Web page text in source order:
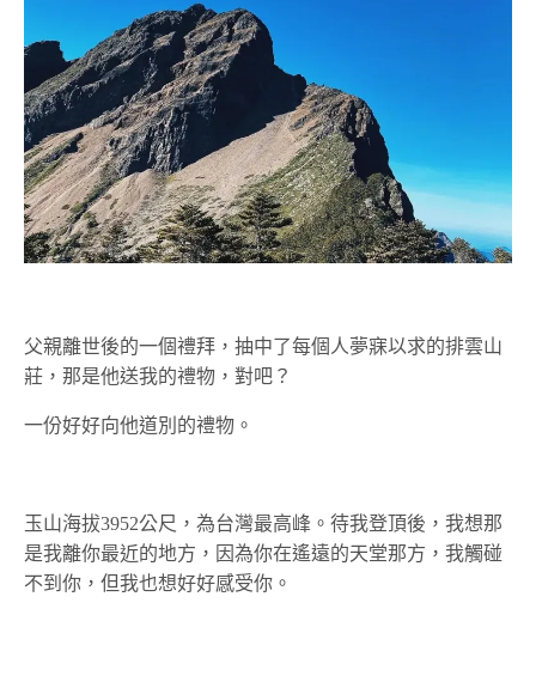
父親離世後的一個禮拜，抽中了每個人夢寐以求的排雲山
莊，那是他送我的禮物，對吧？
一份好好向他道別的禮物。
玉山海拔3952公尺，為台灣最高峰。待我登頂後，我想那
是我離你最近的地方，因為你在遙遠的天堂那方，我觸碰
不到你，但我也想好好感受你。